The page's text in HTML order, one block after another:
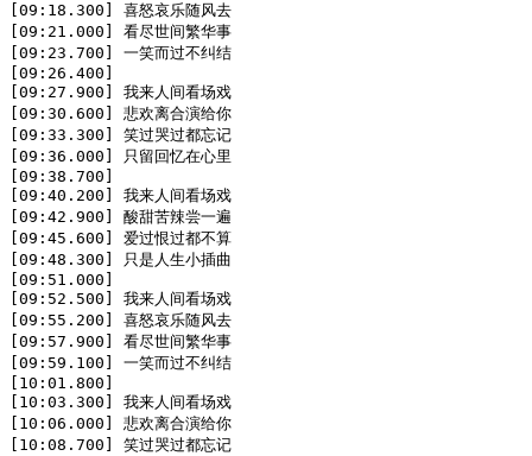
[09:18.300] 喜怒哀乐随风去
[09:21.000] 看尽世间繁华事
[09:23.700] 一笑而过不纠结
[09:26.400]
[09:27.900] 我来人间看场戏
[09:30.600] 悲欢离合演给你
[09:33.300] 笑过哭过都忘记
[09:36.000] 只留回忆在心里
[09:38.700]
[09:40.200] 我来人间看场戏
[09:42.900] 酸甜苦辣尝一遍
[09:45.600] 爱过恨过都不算
[09:48.300] 只是人生小插曲
[09:51.000]
[09:52.500] 我来人间看场戏
[09:55.200] 喜怒哀乐随风去
[09:57.900] 看尽世间繁华事
[09:59.100] 一笑而过不纠结
[10:01.800]
[10:03.300] 我来人间看场戏
[10:06.000] 悲欢离合演给你
[10:08.700] 笑过哭过都忘记